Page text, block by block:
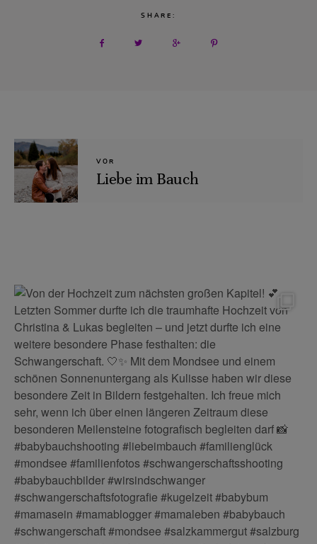
SHARE:
VOR
Liebe im Bauch